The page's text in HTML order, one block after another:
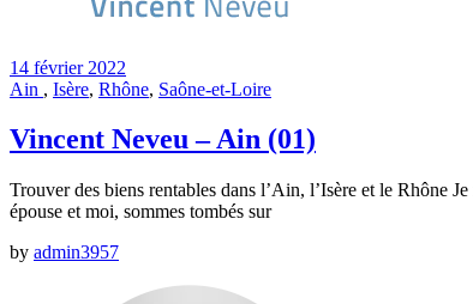
14 février 2022
Ain , Isère, Rhône, Saône-et-Loire
Vincent Neveu – Ain (01)
Trouver des biens rentables dans l’Ain, l’Isère et le Rhône
épouse et moi, sommes tombés sur
by admin3957